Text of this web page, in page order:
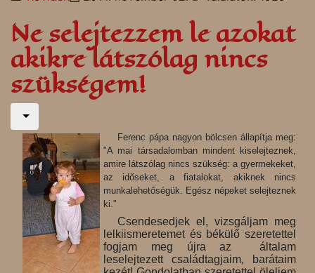
Ne selejtezzem le azokat
akikre látszólag nincs
szükségem!
Ferenc pápa nagyon bölcsen állapítja meg:
"A mai társadalomban mindent kiselejteznek,
amire látszólag nincs szükség: a gyermekeket,
az időseket, a fiatalokat, akiknek nincs
munkalehetőségük. Egész népeket selejteznek
ki."
Csendesedjek el, vizsgáljam meg
lelkiismeretemet és békülő szeretettel
fogjam meg újra az általam
leselejtezett családtagjaim, barátaim